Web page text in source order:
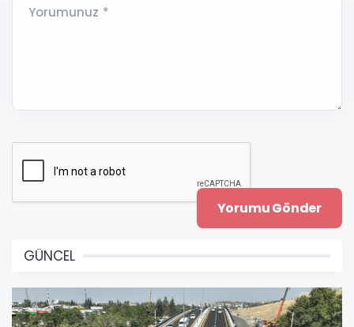
Yorumunuz *
GÜNCEL